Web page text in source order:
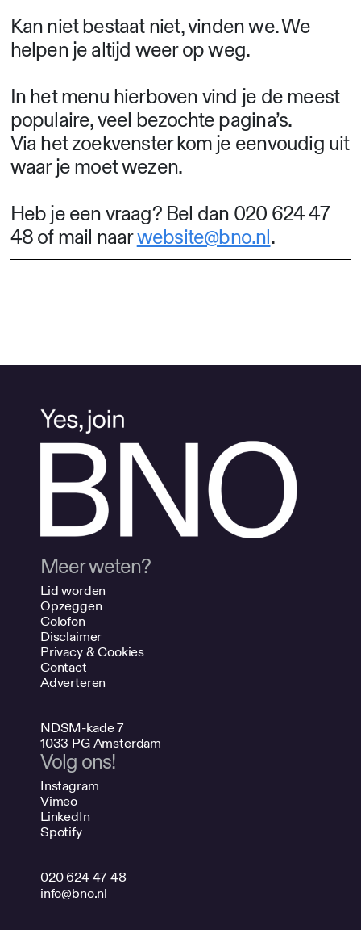
Kan niet bestaat niet, vinden we. We
helpen je altijd weer op weg.
In het menu hierboven vind je de meest
populaire, veel bezochte pagina’s.
Via het zoekvenster kom je eenvoudig uit
waar je moet wezen.
Heb je een vraag? Bel dan 020 624 47
48 of mail naarwebsite@bno.nl.
Meer weten?
Lid worden
Opzeggen
Colofon
Disclaimer
Privacy & Cookies
Contact
Adverteren
NDSM-kade 7
1033 PG Amsterdam
Volg ons!
Instagram
Vimeo
LinkedIn
Spotify
020 624 47 48
info@bno.nl